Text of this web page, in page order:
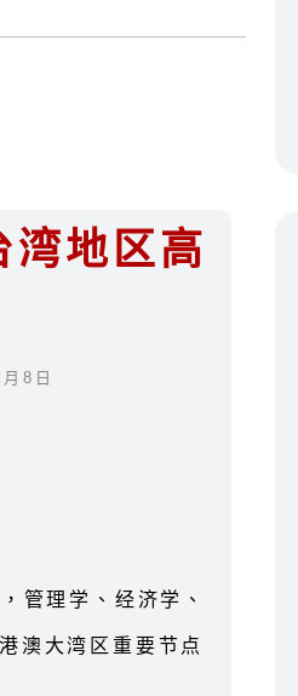
地区高
8日
管理学、经济学、
澳大湾区重要节点